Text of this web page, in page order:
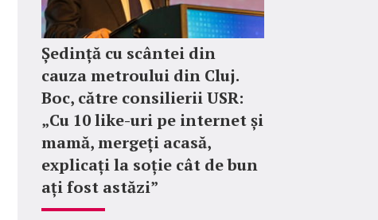
Ședință cu scântei din
cauza metroului din Cluj.
Boc, către consilierii USR:
„Cu 10 like-uri pe internet și
mamă, mergeți acasă,
explicați la soție cât de bun
ați fost astăzi”